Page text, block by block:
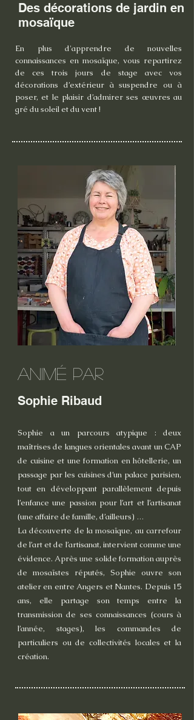
Des décorations de jardin en
mosaïque
En plus d'apprendre de nouvelles
connaissances en mosaïque, vous repartirez
de ces trois jours de stage avec vos
décorations d’extérieur à suspendre ou à
poser, et le plaisir d’admirer ses œuvres au
gré du soleil et du vent !
Animé par
Sophie Ribaud
Sophie
a un parcours atypique : deux
maîtrises de langues orientales avant un CAP
de cuisine et une formation en hôtellerie, un
passage par les cuisines d’un palace parisien,
tout en développant parallèlement depuis
l’enfance une passion pour l’art et l’artisanat
(une affaire de famille, d’ailleurs) …
La découverte de la mosaïque, au carrefour
de l’art et de l’artisanat, intervient comme une
évidence. Après une solide formation auprès
de mosaïstes réputés, Sophie ouvre son
atelier en entre Angers et Nantes. Depuis 15
ans, elle partage son temps entre la
transmission de ses connaissances (cours à
l’année, stages), les commandes de
particuliers ou de collectivités locales et la
création.